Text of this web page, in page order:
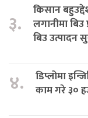
३.
किसान
लगानीमा
बिउ उत्पादन
४.
डिप्लोमा
काम गरे ३०